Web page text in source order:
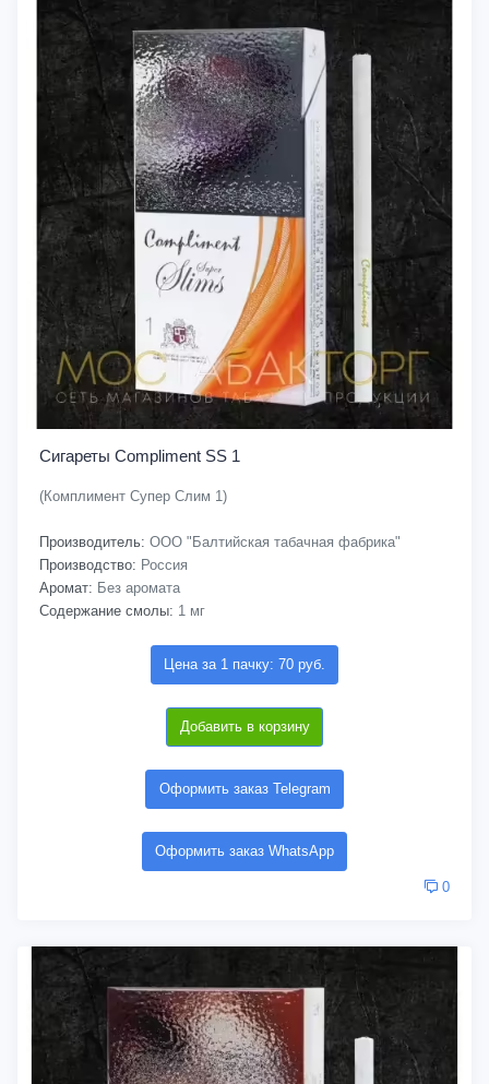
Сигареты Compliment SS 1
(Комплимент Супер Слим 1)
Производитель: ООО "Балтийская табачная фабрика"
Производство: Россия
Аромат: Без аромата
Содержание смолы: 1 мг
Цена за 1 пачку: 70 руб.
Добавить в корзину
Оформить заказ Telegram
Оформить заказ WhatsApp
0